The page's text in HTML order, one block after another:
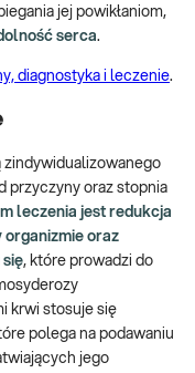
jej powikłaniom,
serca.
diagnostyka i leczenie.
zindywidualizowanego
przyczyny oraz stopnia
leczenia jest redukcja
organizmie oraz
się, które prowadzi do
krwi stosuje się
polega na podawaniu
jego